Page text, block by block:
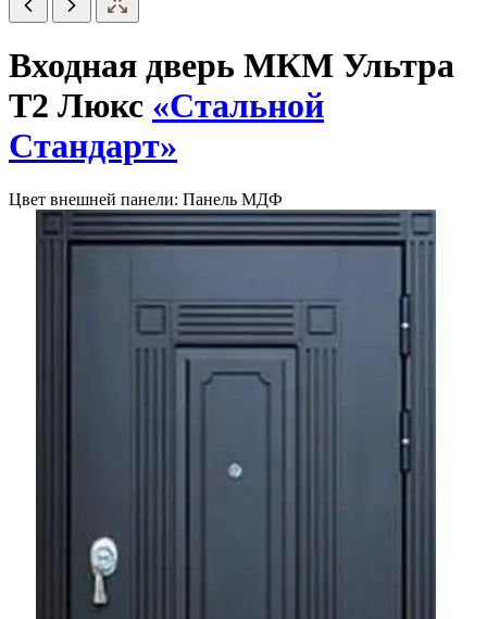
Входная дверь МКМ Ультра
Т2 Люкс «Стальной
Стандарт»
Цвет внешней панели: Панель МДФ